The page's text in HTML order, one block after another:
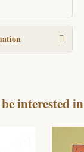
interested in